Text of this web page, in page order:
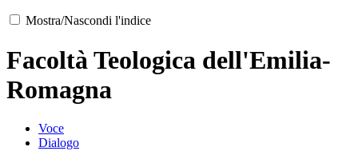
Mostra/Nascondi l'indice
Facoltà Teologica dell'Emilia-
Romagna
Voce
Dialogo